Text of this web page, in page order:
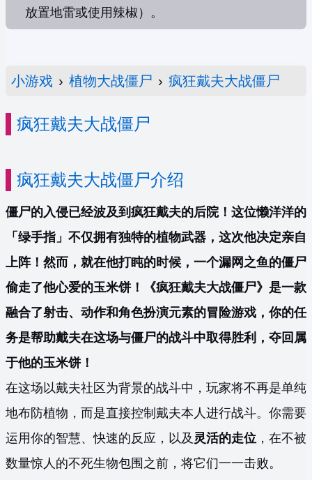
放置地雷或使用辣椒）。
小游戏 › 植物大战僵尸 › 疯狂戴夫大战僵尸
疯狂戴夫大战僵尸
疯狂戴夫大战僵尸介绍
僵尸的入侵已经波及到疯狂戴夫的后院！这位懒洋洋的
「绿手指」不仅拥有独特的植物武器，这次他决定亲自
上阵！然而，就在他打盹的时候，一个漏网之鱼的僵尸
偷走了他心爱的玉米饼！《疯狂戴夫大战僵尸》是一款
融合了射击、动作和角色扮演元素的冒险游戏，你的任
务是帮助戴夫在这场与僵尸的战斗中取得胜利，夺回属
于他的玉米饼！
在这场以戴夫社区为背景的战斗中，玩家将不再是单纯
地布防植物，而是直接控制戴夫本人进行战斗。你需要
运用你的智慧、快速的反应，以及 灵活的走位 ，在不被
数量惊人的不死生物包围之前，将它们一一击败。